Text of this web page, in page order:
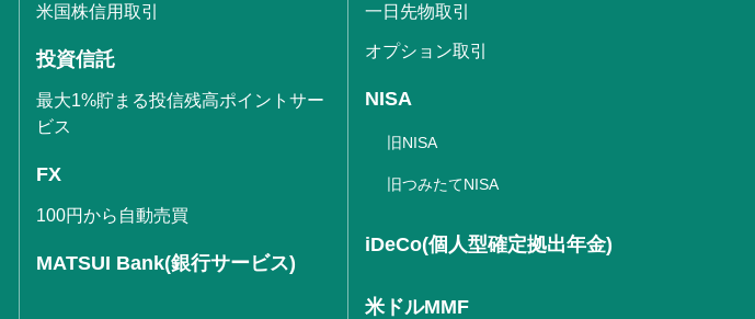
米国株信用取引
投資信託
最大1%貯まる投信残高ポイントサー
ビス
FX
100円から自動売買
MATSUI Bank(銀行サービス)
一日先物取引
オプション取引
NISA
旧NISA
旧つみたてNISA
iDeCo(個人型確定拠出年金)
米ドルMMF